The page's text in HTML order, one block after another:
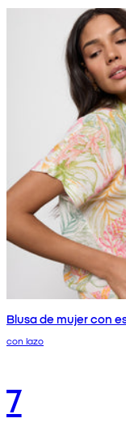
Blusa de mujer con
con lazo
7